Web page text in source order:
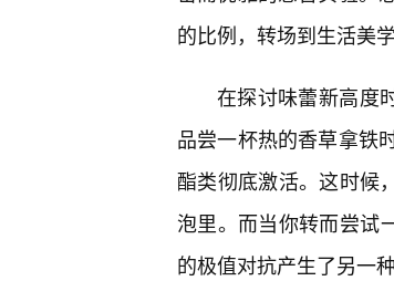
的比例，转场到生活美
在探讨味蕾新高度
品尝一杯热的香草拿铁
酯类彻底激活。这时候
泡里。而当你转而尝试
的极值对抗产生了另一种